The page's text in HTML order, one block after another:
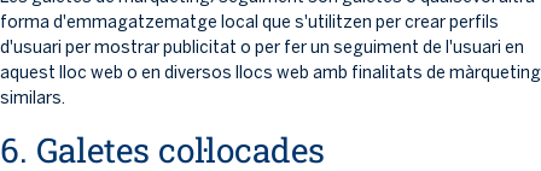
forma d'emmagatzematge local que s'utilitzen per crear perfils
d'usuari per mostrar publicitat o per fer un seguiment de l'usuari en
aquest lloc web o en diversos llocs web amb finalitats de màrqueting
similars.
6. Galetes col·locades